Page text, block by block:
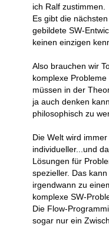
ich Ralf zustimmen.
Es gibt die
gebildete SW-
keinen einzigen
Also brauchen wir
komplexe
müssen in der
ja auch denken
philosophisch zu
Die Welt wird
individueller...und
Lösungen für
spezieller. Das
irgendwann zu
komplexe SW-
Die Flow-
sogar nur ein